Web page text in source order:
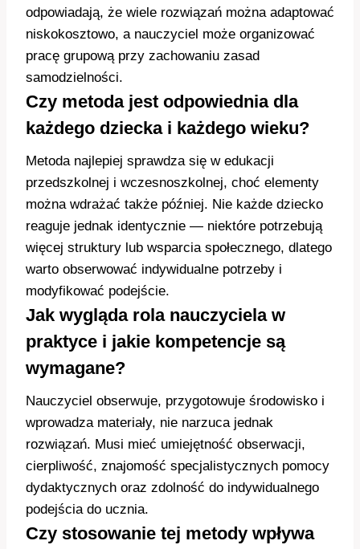
odpowiadają, że wiele rozwiązań można adaptować
niskokosztowo, a nauczyciel może organizować
pracę grupową przy zachowaniu zasad
samodzielności.
Czy metoda jest odpowiednia dla
każdego dziecka i każdego wieku?
Metoda najlepiej sprawdza się w edukacji
przedszkolnej i wczesnoszkolnej, choć elementy
można wdrażać także później. Nie każde dziecko
reaguje jednak identycznie — niektóre potrzebują
więcej struktury lub wsparcia społecznego, dlatego
warto obserwować indywidualne potrzeby i
modyfikować podejście.
Jak wygląda rola nauczyciela w
praktyce i jakie kompetencje są
wymagane?
Nauczyciel obserwuje, przygotowuje środowisko i
wprowadza materiały, nie narzuca jednak
rozwiązań. Musi mieć umiejętność obserwacji,
cierpliwość, znajomość specjalistycznych pomocy
dydaktycznych oraz zdolność do indywidualnego
podejścia do ucznia.
Czy stosowanie tej metody wpływa